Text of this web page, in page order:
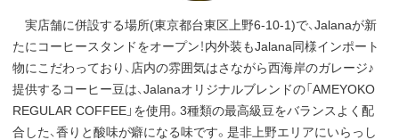
実店舗に併設する場所(東京都台東区上野6-10-1)で、Jalanaが新
たにコーヒースタンドをオープン！内外装もJalana同様インポート
物にこだわっており、店内の雰囲気はさながら西海岸のガレージ♪
提供するコーヒー豆は、Jalanaオリジナルブレンドの「AMEYOKO
REGULAR COFFEE」を使用。3種類の最高級豆をバランスよく配
合した、香りと酸味が癖になる味です。是非上野エリアにいらっし